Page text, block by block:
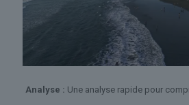
Analyse : Une analyse rapide pour